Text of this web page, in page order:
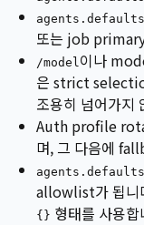
또는 job
/model 이나
은 strict
조용히 넘어가지
Auth profile
며, 그 다음에
allowlist가 됩니
{} 형태를 사용합